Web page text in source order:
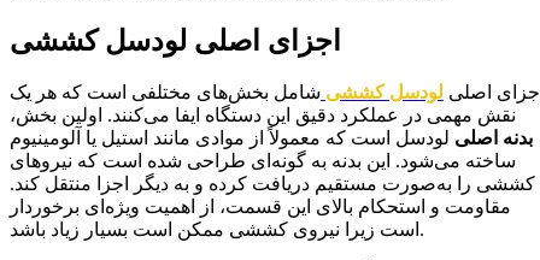
اجزای اصلی لودسل کششی
اصلی لودسل کششی شامل بخش‌های مختلفی است که هر یک
نقش مهمی در عملکرد دقیق این دستگاه ایفا می‌کنند. اولین بخش،
بدنه اصلی لودسل است که معمولاً از موادی مانند استیل یا آلومینیوم
ساخته می‌شود. این بدنه به گونه‌ای طراحی شده است که نیروهای
کششی را به‌صورت مستقیم دریافت کرده و به دیگر اجزا منتقل کند.
مقاومت و استحکام بالای این قسمت، از اهمیت ویژه‌ای برخوردار
است زیرا نیروی کششی ممکن است بسیار زیاد باشد.